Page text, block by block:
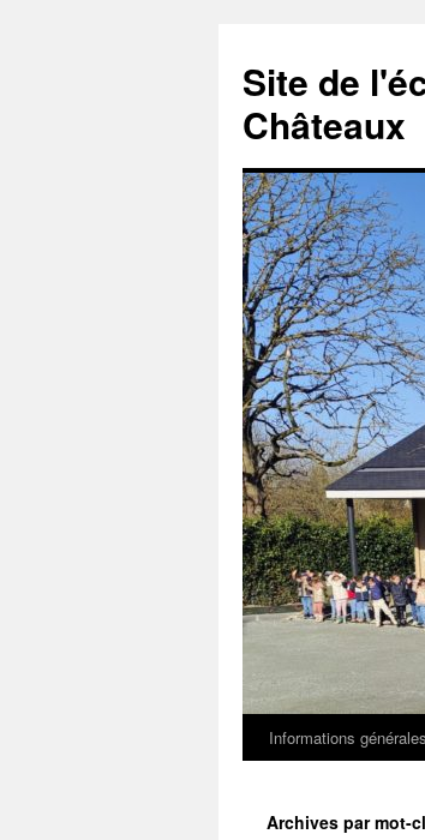
contenu
Site de
Châteaux
Informations générales
Archives par mot-